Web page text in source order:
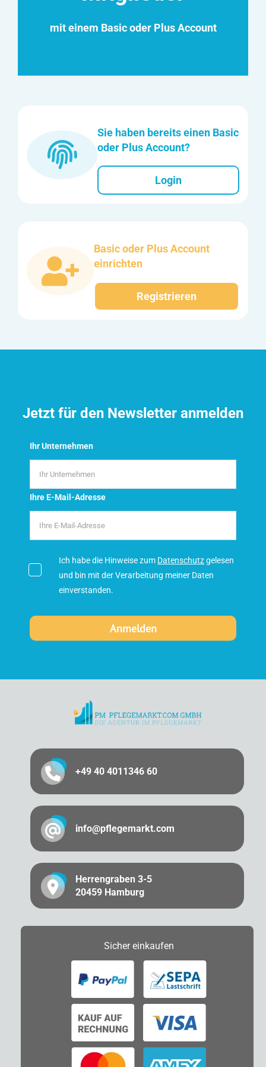
mit einem Basic oder Plus Account
Sie haben bereits einen Basic
oder Plus Account?
Login
Basic oder Plus Account
einrichten
Registrieren
Jetzt für den Newsletter anmelden
Ihr Unternehmen
Ihre E-Mail-Adresse
Ich habe die Hinweise zum Datenschutzgelesen
und bin mit der Verarbeitung meiner Daten
einverstanden.
+49 40 4011346 60
info@pflegemarkt.com
Herrengraben 3-5
20459 Hamburg
Sichereinkaufen